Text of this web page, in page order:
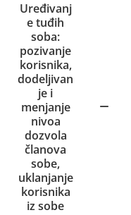
Uređivanj
e tuđih
soba:
pozivanje
korisnika,
dodeljivan
je i
menjanje
nivoa
dozvola
članova
sobe,
uklanjanje
korisnika
iz sobe